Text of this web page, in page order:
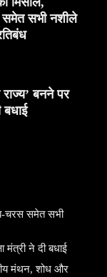
समेत सभी नशीले
राज्य’ बनने पर
बधाई
चरस समेत सभी
मंत्री ने दी बधाई
मंथन, शोध और